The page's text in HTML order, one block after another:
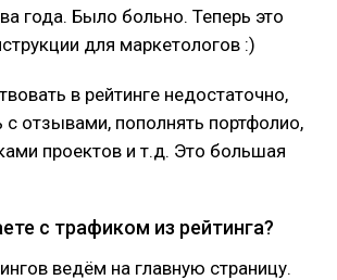
года. Было больно. Теперь это
для маркетологов :)
в рейтинге недостаточно,
с отзывами, пополнять портфолио,
проектов и т.д. Это большая
с трафиком из рейтинга?
ведём на главную страницу.